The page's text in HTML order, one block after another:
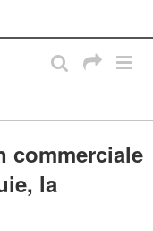
commerciale
la